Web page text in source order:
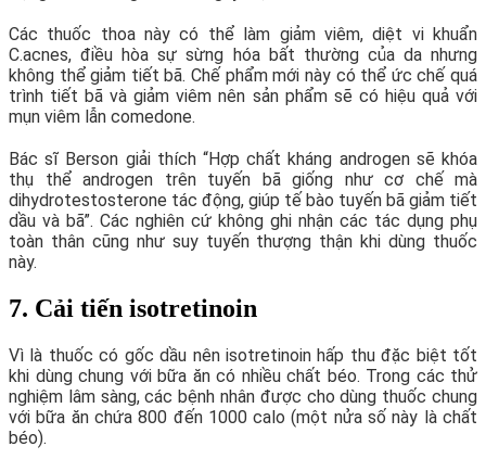
Các thuốc thoa này có thể làm giảm viêm, diệt vi khuẩn
C.acnes, điều hòa sự sừng hóa bất thường của da nhưng
không thể giảm tiết bã. Chế phẩm mới này có thể ức chế quá
trình tiết bã và giảm viêm nên sản phẩm sẽ có hiệu quả với
mụn viêm lẫn comedone.
Bác sĩ Berson giải thích “Hợp chất kháng androgen sẽ khóa
thụ thể androgen trên tuyến bã giống như cơ chế mà
dihydrotestosterone tác động, giúp tế bào tuyến bã giảm tiết
dầu và bã”. Các nghiên cứ không ghi nhận các tác dụng phụ
toàn thân cũng như suy tuyến thượng thận khi dùng thuốc
này.
7. Cải tiến isotretinoin
Vì là thuốc có gốc dầu nên isotretinoin hấp thu đặc biệt tốt
khi dùng chung với bữa ăn có nhiều chất béo. Trong các thử
nghiệm lâm sàng, các bệnh nhân được cho dùng thuốc chung
với bữa ăn chứa 800 đến 1000 calo (một nửa số này là chất
béo).